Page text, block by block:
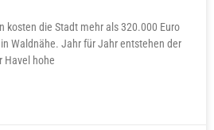
kosten die Stadt mehr als 320.000 Euro
Waldnähe. Jahr für Jahr entstehen der
Havel hohe